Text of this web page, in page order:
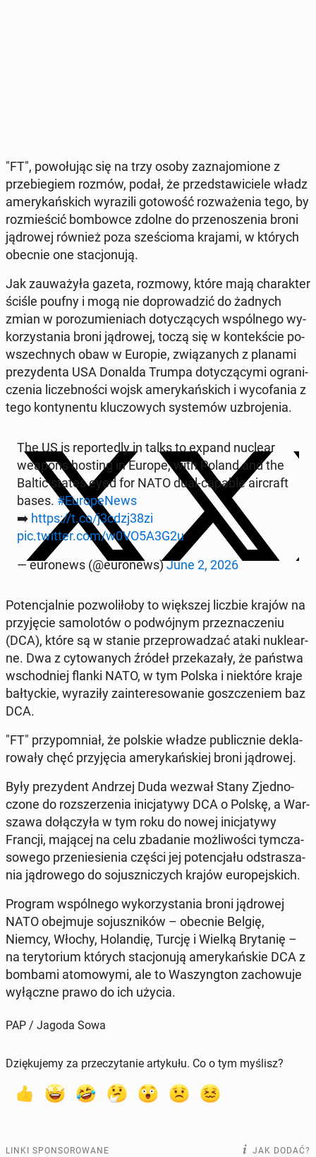
"FT", po­wo­łu­jąc się na trzy osoby za­zna­jo­mio­ne z
prze­bie­giem rozmów, podał, że przed­sta­wi­cie­le władz
ame­ry­kań­skich wy­ra­zi­li go­to­wość roz­wa­że­nia tego, by
roz­mie­ścić bom­bow­ce zdolne do prze­no­sze­nia broni
ją­dro­wej również poza sze­ścio­ma krajami, w których
obecnie one sta­cjo­nu­ją.
Jak za­uwa­ży­ła gazeta, rozmowy, które mają cha­rak­ter
ściśle poufny i mogą nie do­pro­wa­dzić do żadnych
zmian w po­ro­zu­mie­niach do­ty­czą­cych wspól­ne­go wy­
ko­rzy­sta­nia broni ją­dro­wej, toczą się w kon­tek­ście po­
wszech­nych obaw w Europie, zwią­za­nych z planami
pre­zy­den­ta USA Donalda Trumpa do­ty­czą­cy­mi ogra­ni­
cze­nia li­czeb­no­ści wojsk ame­ry­kań­skich i wy­co­fa­nia z
tego kon­ty­nen­tu klu­czo­wych sys­te­mów uzbro­je­nia.
The US is re­por­te­dly in talks to expand nuclear
weapons hosting in Europe, with Poland and the
Baltic states eyed for NATO dual-capable air­craft
bases. #Eu­ro­pe­News
➡️ https://t.co/j3cdzj38zi
pic.twitter.com/w0VO5A3G2u
— eu­ro­news (@eu­ro­news)June 2, 2026
Po­ten­cjal­nie po­zwo­li­ło­by to więk­szej liczbie krajów na
przy­ję­cie sa­mo­lo­tów o po­dwój­nym prze­zna­cze­niu
(DCA), które są w stanie prze­pro­wa­dzać ataki nu­kle­ar­
ne. Dwa z cy­to­wa­nych źródeł prze­ka­za­ły, że państwa
wschod­niej flanki NATO, w tym Polska i nie­któ­re kraje
bał­tyc­kie, wy­ra­zi­ły za­in­te­re­so­wa­nie gosz­cze­niem baz
DCA.
"FT" przy­po­mniał, że polskie władze pu­blicz­nie de­kla­
ro­wa­ły chęć przy­ję­cia ame­ry­kań­skiej broni ją­dro­wej.
Były pre­zy­dent Andrzej Duda wezwał Stany Zjed­no­
czo­ne do roz­sze­rze­nia ini­cja­ty­wy DCA o Polskę, a War­
sza­wa do­łą­czy­ła w tym roku do nowej ini­cja­ty­wy
Francji, mającej na celu zba­da­nie moż­li­wo­ści tym­cza­
so­we­go prze­nie­sie­nia części jej po­ten­cja­łu od­stra­sza­
nia ją­dro­we­go do so­jusz­ni­czych krajów eu­ro­pej­skich.
Program wspól­ne­go wy­ko­rzy­sta­nia broni ją­dro­wej
NATO obej­mu­je so­jusz­ni­ków – obecnie Belgię,
Niemcy, Włochy, Ho­lan­dię, Turcję i Wielką Bry­ta­nię –
na te­ry­to­rium których sta­cjo­nu­ją ame­ry­kań­skie DCA z
bombami ato­mo­wy­mi, ale to Wa­szyng­ton za­cho­wu­je
wy­łącz­ne prawo do ich użycia.
PAP / Jagoda Sowa
Dziękujemy za przeczytanie artykułu. Co o tym myślisz?
LINKI SPONSOROWANE JAK DODAĆ?